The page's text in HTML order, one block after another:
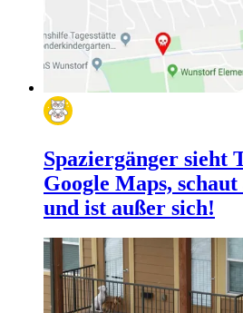
Spaziergänger sieht
Google Maps,
und ist außer sich!